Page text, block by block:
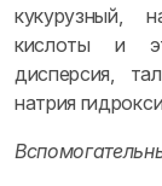
кукурузный,
кислоты и
дисперсия,
натрия